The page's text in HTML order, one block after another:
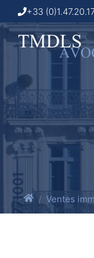
+33
Ventes